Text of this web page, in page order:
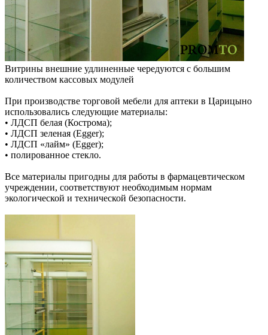
Витрины внешние удлиненные чередуются с большим
количеством кассовых модулей
При производстве торговой мебели для аптеки в Царицыно
использовались следующие материалы:
• ЛДСП белая (Кострома);
• ЛДСП зеленая (Egger);
• ЛДСП «лайм» (Egger);
• полированное стекло.
Все материалы пригодны для работы в фармацевтическом
учреждении, соответствуют необходимым нормам
экологической и технической безопасности.